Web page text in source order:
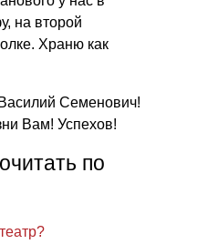
на второй
Храню как
Семенович!
Вам! Успехов!
по